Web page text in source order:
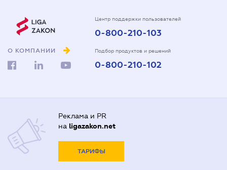
О КОМПАНИИ
Центр поддержки пользователей
0-800-210-103
Подбор продуктов и решений
0-800-210-102
Реклама и PR
на ligazakon.net
ТАРИФЫ